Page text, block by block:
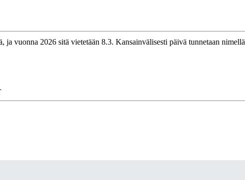
ja vuonna 2026 sitä vietetään 8.3. Kansainvälisesti päivä tunnetaan nimellä